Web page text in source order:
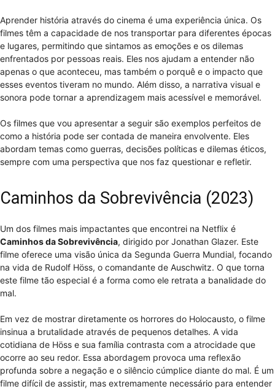
Aprender história através do cinema é uma experiência única. Os
filmes têm a capacidade de nos transportar para diferentes épocas
e lugares, permitindo que sintamos as emoções e os dilemas
enfrentados por pessoas reais. Eles nos ajudam a entender não
apenas o que aconteceu, mas também o porquê e o impacto que
esses eventos tiveram no mundo. Além disso, a narrativa visual e
sonora pode tornar a aprendizagem mais acessível e memorável.
Os filmes que vou apresentar a seguir são exemplos perfeitos de
como a história pode ser contada de maneira envolvente. Eles
abordam temas como guerras, decisões políticas e dilemas éticos,
sempre com uma perspectiva que nos faz questionar e refletir.
Caminhos da Sobrevivência (2023)
Um dos filmes mais impactantes que encontrei na Netflix é
Caminhos da Sobrevivência, dirigido por Jonathan Glazer. Este
filme oferece uma visão única da Segunda Guerra Mundial, focando
na vida de Rudolf Höss, o comandante de Auschwitz. O que torna
este filme tão especial é a forma como ele retrata a banalidade do
mal.
Em vez de mostrar diretamente os horrores do Holocausto, o filme
insinua a brutalidade através de pequenos detalhes. A vida
cotidiana de Höss e sua família contrasta com a atrocidade que
ocorre ao seu redor. Essa abordagem provoca uma reflexão
profunda sobre a negação e o silêncio cúmplice diante do mal. É um
filme difícil de assistir, mas extremamente necessário para entender